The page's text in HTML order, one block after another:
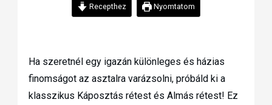
Recepthez Nyomtatom
Ha szeretnél egy igazán különleges és házias
finomságot az asztalra varázsolni, próbáld ki a
klasszikus Káposztás rétest és Almás rétest! Ez